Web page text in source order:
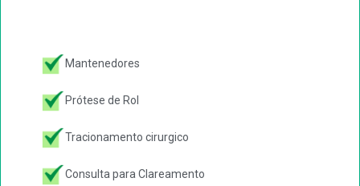
Mantenedores
Prótese de Rol
Tracionamento cirurgico
Consulta para Clareamento